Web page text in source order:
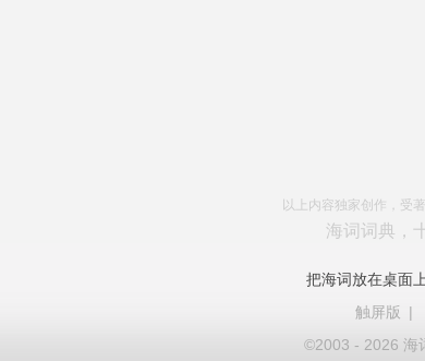
以上内容独家创作，受
海词词典，
把海词放在桌面
触屏版
|
©2003 - 2026 海